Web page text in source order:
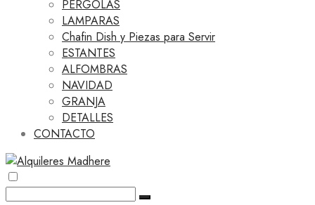
PERGOLAS
LAMPARAS
Chafin Dish y Piezas para Servir
ESTANTES
ALFOMBRAS
NAVIDAD
GRANJA
DETALLES
CONTACTO